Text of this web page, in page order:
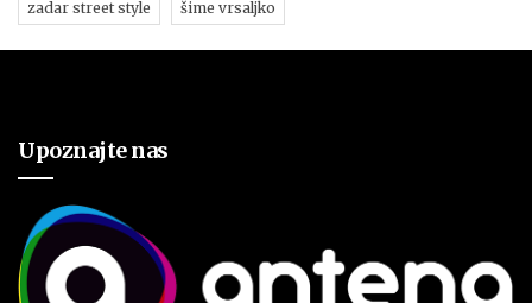
zadar street style šime vrsaljko
Upoznajte nas